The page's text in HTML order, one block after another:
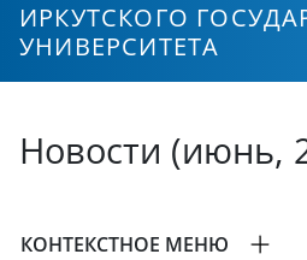
ИРКУТСКОГО
УНИВЕРСИТЕТА
Новости (июнь,
КОНТЕКСТНОЕ МЕНЮ